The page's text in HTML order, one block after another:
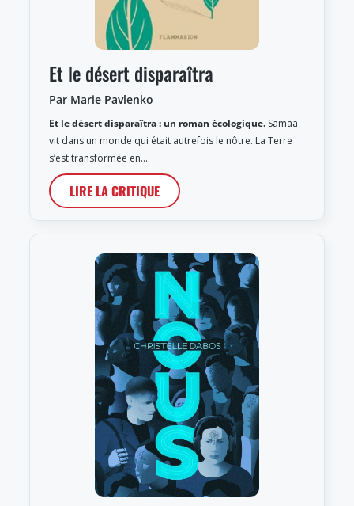
Et le désert disparaîtra
Par Marie Pavlenko
Et le désert disparaîtra : un roman écologique. Samaa
vit dans un monde qui était autrefois le nôtre. La Terre
s’est transformée en…
LIRE LA CRITIQUE